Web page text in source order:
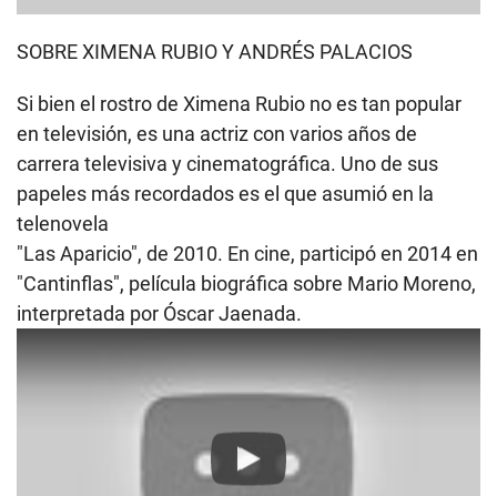
SOBRE XIMENA RUBIO Y ANDRÉS PALACIOS
Si bien el rostro de Ximena Rubio no es tan popular
en televisión, es una actriz con varios años de
carrera televisiva y cinematográfica. Uno de sus
papeles más recordados es el que asumió en la
telenovela
"Las Aparicio", de 2010. En cine, participó en 2014 en
"Cantinflas", película biográfica sobre Mario Moreno,
interpretada por Óscar Jaenada.
Play